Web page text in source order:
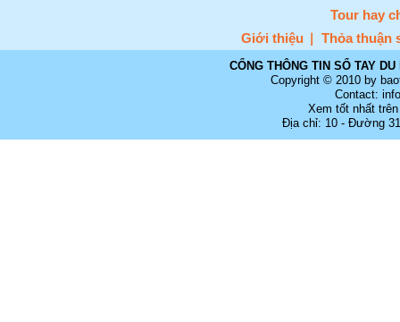
Tour hay
Giới thiệu
Thỏa thuận
CỔNG THÔNG TIN SỔ TAY
Copyright © 2010 by
Contact:
Xem tốt nhất
Địa chỉ: 10 - Đường